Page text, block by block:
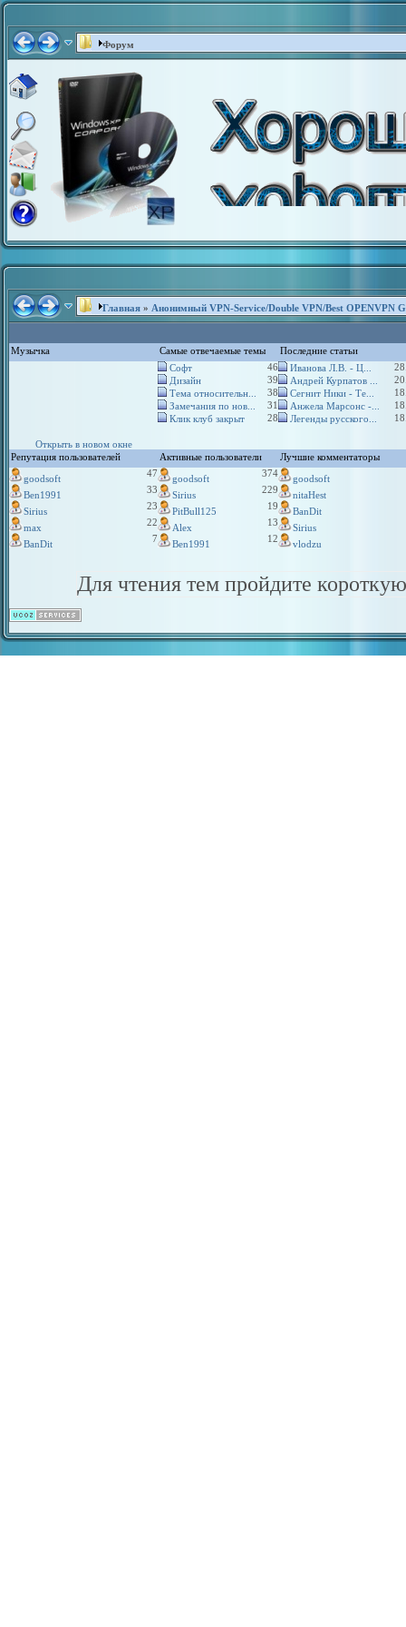
Форум
Главная » Анонимный VPN-Service/Double VPN/Best OPENVPN
Музычка Самые отвечаемые темы Последние статьи
Открыть в новом окне
Софт
46
Дизайн
39
Тема относительн...
38
Замечания по нов...
31
Клик клуб закрыт
28
Иванова Л.В. - Ц...
Андрей Курпатов ...
Сегнит Ники - Те...
Анжела Марсонс -...
Легенды русского...
Репутация пользователей Активные пользователи
Лучшие комментаторы
goodsoft
47
Ben1991
33
Sirius
23
max
22
BanDit
7
goodsoft
374
Sirius
229
PitBull125
19
Alex
13
Ben1991
12
goodsoft
nitaHest
BanDit
Sirius
vlodzu
Для чтения тем пройдите короткую